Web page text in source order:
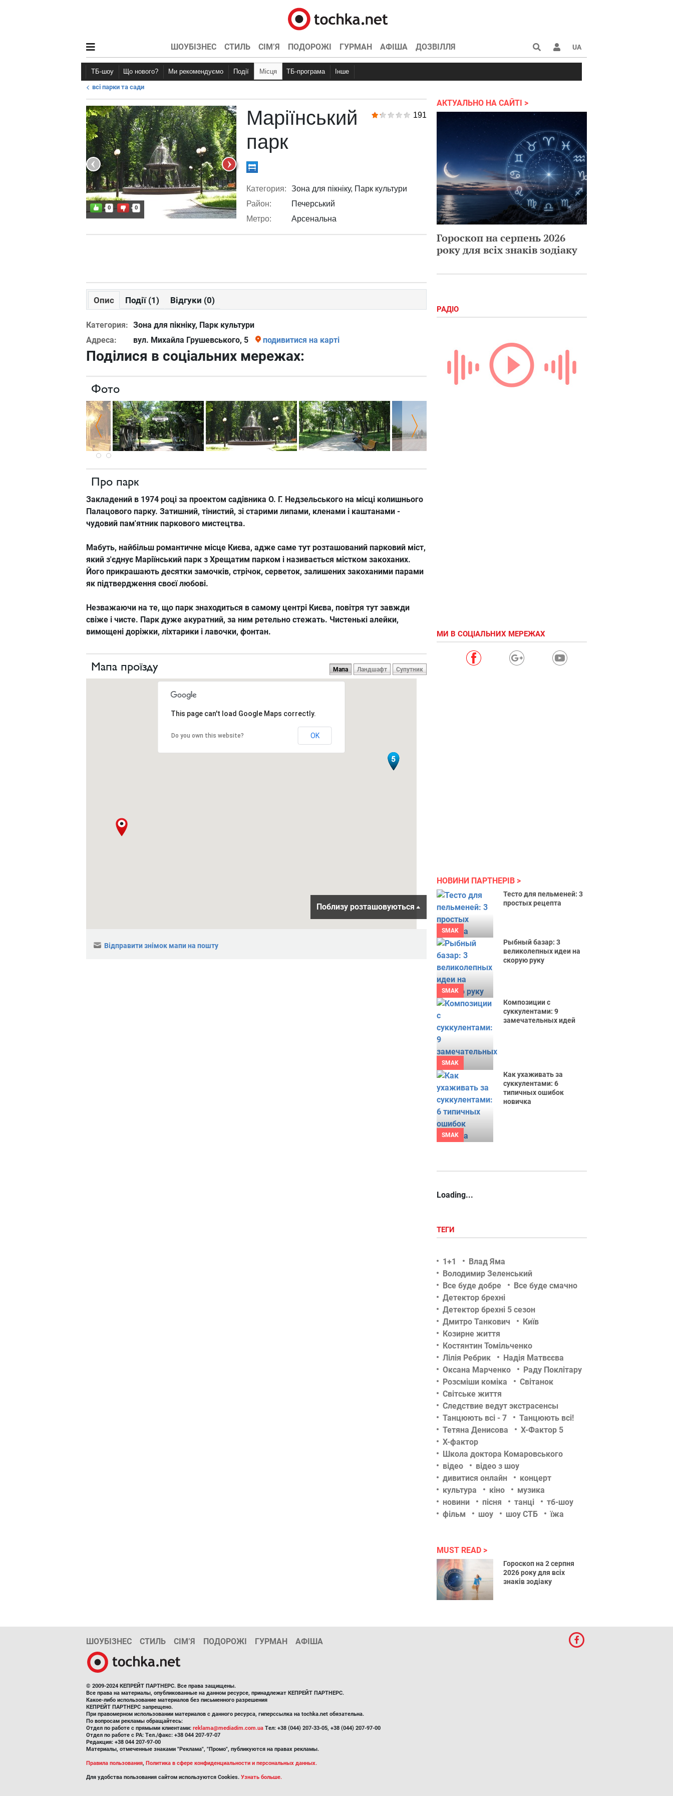
ШОУБІЗНЕС СТИЛЬ СІМ’Я ПОДОРОЖІ ГУРМАН АФІША ДОЗВІЛЛЯ UA
ТБ-шоу Що нового?
Новини афіші
Ми рекомендуємо Події Місця ТБ-програма Інше
всі парки та сади
0 0
191
Маріїнський
парк
Категория:
Зона для пікніку, Парк культури
Район:
Печерський
Метро:
Арсенальна
Опис Події (1) Відгуки (0)
Категория: Зона для пікніку, Парк культури
Адреса:
вул. Михайла Грушевського, 5 подивитися на карті
Поділися в соціальних мережах:
Фото
Про парк
Закладений в 1974 році за проектом садівника О. Г. Недзельського на місці колишнього
Палацового парку. Затишний, тінистий, зі старими липами, кленами і каштанами -
чудовий пам'ятник паркового мистецтва.
Мабуть, найбільш романтичне місце Києва, адже саме тут розташований парковий міст,
який з'єднує Маріїнський парк з Хрещатим парком і називається містком закоханих.
Його прикрашають десятки замочків, стрічок, серветок, залишених закоханими парами
як підтвердження своєї любові.
Незважаючи на те, що парк знаходиться в самому центрі Києва, повітря тут завжди
свіже і чисте. Парк дуже акуратний, за ним ретельно стежать. Чистенькі алейки,
вимощені доріжки, ліхтарики і лавочки, фонтан.
Мапа проїзду Мапа Ландшафт Супутник
This page can't load Google Maps correctly.
Do you own this website? OK
Поблизу розташовуються
Відправити знімок мапи на пошту
АКТУАЛЬНО НА САЙТІ
Гороскоп на серпень 2026
року для всіх знаків зодіаку
РАДІО
МИ В СОЦІАЛЬНИХ МЕРЕЖАХ
НОВИНИ ПАРТНЕРІВ
SMAK
Тесто для пельменей: 3
простых рецепта
SMAK
Рыбный базар: 3
великолепных идеи на
скорую руку
SMAK
Композиции с
суккулентами: 9
замечательных идей
SMAK
Как ухаживать за
суккулентами: 6
типичных ошибок
новичка
Loading...
ТЕГИ
1+1
Влад Яма
Володимир Зеленський
Все буде добре
Все буде смачно
Детектор брехні
Детектор брехні 5 сезон
Дмитро Танкович
Київ
Козирне життя
Костянтин Томільченко
Лілія Ребрик
Надія Матвєєва
Оксана Марченко
Раду Поклітару
Розсміши коміка
Світанок
Світське життя
Следствие ведут экстрасенсы
Танцюють всі - 7
Танцюють всі!
Тетяна Денисова
Х-Фактор 5
Х-фактор
Школа доктора Комаровського
відео
відео з шоу
дивитися онлайн
концерт
культура
кіно
музика
новини
пісня танці
тб-шоу
фільм
шоу шоу СТБ їжа
MUST READ
Гороскоп на 2 серпня
2026 року для всіх
знаків зодіаку
ШОУБІЗНЕС СТИЛЬ СІМ’Я ПОДОРОЖІ ГУРМАН АФІША
© 2009-2024 КЕПРЕЙТ ПАРТНЕРС. Все права защищены.
Все права на материалы, опубликованные на данном ресурсе, принадлежат КЕПРЕЙТ ПАРТНЕРС.
Какое-либо использование материалов без письменного разрешения
КЕПРЕЙТ ПАРТНЕРС запрещено.
При правомерном использовании материалов с данного ресурса, гиперссылка на tochka.net обязательна.
По вопросам рекламы обращайтесь:
Отдел по работе с прямыми клиентами: reklama@mediadim.com.ua Тел: +38 (044) 207-33-05, +38 (044) 207-97-00
Отдел по работе с РА: Тел./факс: +38 044 207-97-07
Редакция: +38 044 207-97-00
Материалы, отмеченные знаками "Реклама", "Промо", публикуются на правах рекламы.
Правила пользования, Политика в сфере конфиденциальности и персональных данных.
Для удобства пользования сайтом используются Cookies. Узнать больше.